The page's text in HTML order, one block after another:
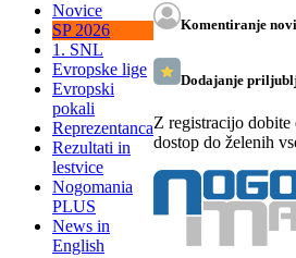
Novice
SP 2026
1. SNL
Evropske lige
Evropski
pokali
Reprezentanca
Rezultati in
lestvice
Nogomania
PLUS
News in
English
Komentiranje
Dodajanje
Z registracijo
dostop do želenih